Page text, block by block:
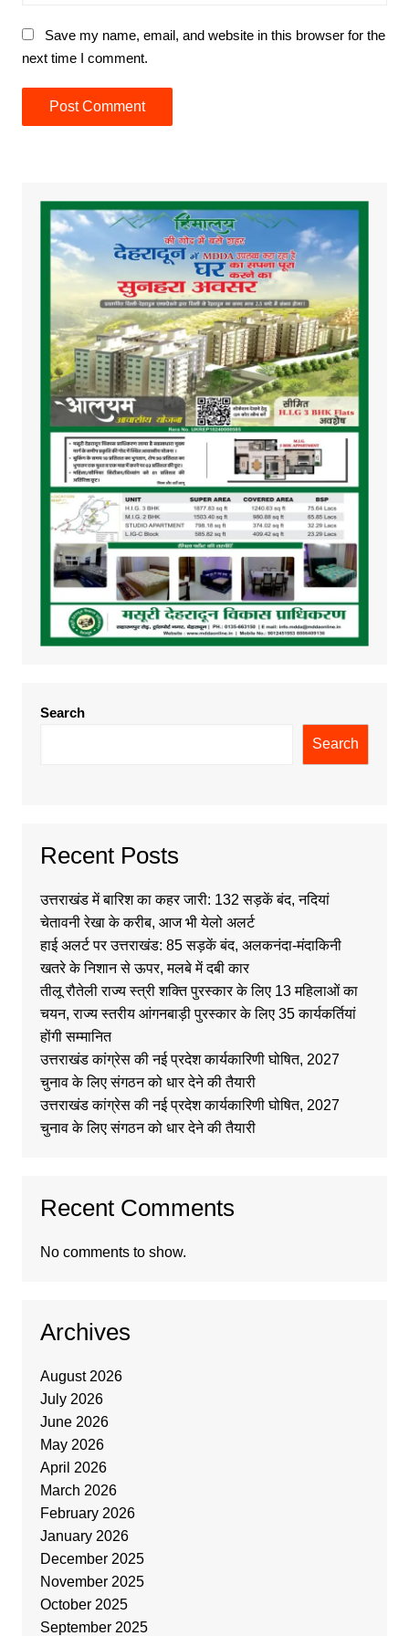
Save my name, email, and website in this browser for the
next time I comment.
Search
Search
Recent Posts
उत्तराखंड में बारिश का कहर जारी: 132 सड़कें बंद, नदियां
चेतावनी रेखा के करीब, आज भी येलो अलर्ट
हाई अलर्ट पर उत्तराखंड: 85 सड़कें बंद, अलकनंदा-मंदाकिनी
खतरे के निशान से ऊपर, मलबे में दबी कार
तीलू रौतेली राज्य स्त्री शक्ति पुरस्कार के लिए 13 महिलाओं का
चयन, राज्य स्तरीय आंगनबाड़ी पुरस्कार के लिए 35 कार्यकर्तियां
होंगी सम्मानित
उत्तराखंड कांग्रेस की नई प्रदेश कार्यकारिणी घोषित, 2027
चुनाव के लिए संगठन को धार देने की तैयारी
उत्तराखंड कांग्रेस की नई प्रदेश कार्यकारिणी घोषित, 2027
चुनाव के लिए संगठन को धार देने की तैयारी
Recent Comments
No comments to show.
Archives
August 2026
July 2026
June 2026
May 2026
April 2026
March 2026
February 2026
January 2026
December 2025
November 2025
October 2025
September 2025